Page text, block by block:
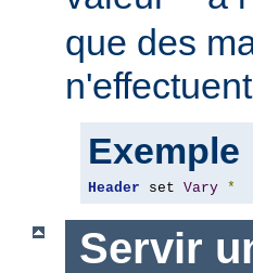
que des
Exemple
Header set Vary *
Servir